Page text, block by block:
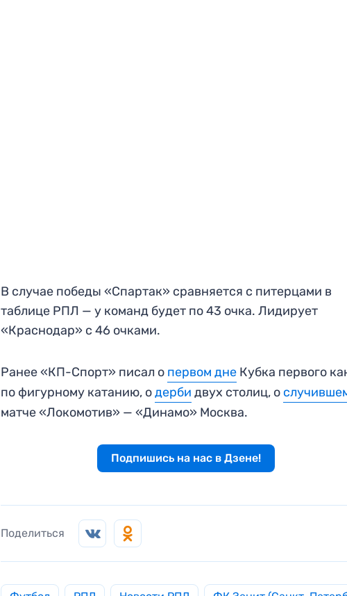
В случае победы «Спартак» сравняется с питерцами в
таблице РПЛ — у команд будет по 43 очка. Лидирует
«Краснодар» с 46 очками.
Ранее «КП-Спорт» писал о первом дне Кубка первого
по фигурному катанию, одерби двух столиц, о
матче «Локомотив» — «Динамо» Москва.
Подпишись на нас в Дзене!
Поделиться